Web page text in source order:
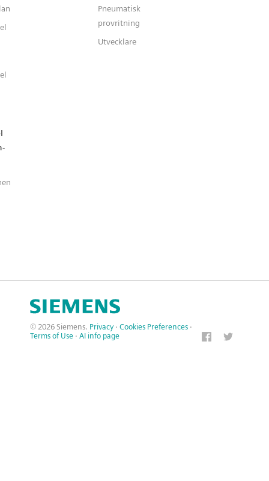
Pneumatisk
provritning
Utvecklare
© 2026 Siemens. Privacy · Cookies Preferences ·
Terms of Use · AI info page